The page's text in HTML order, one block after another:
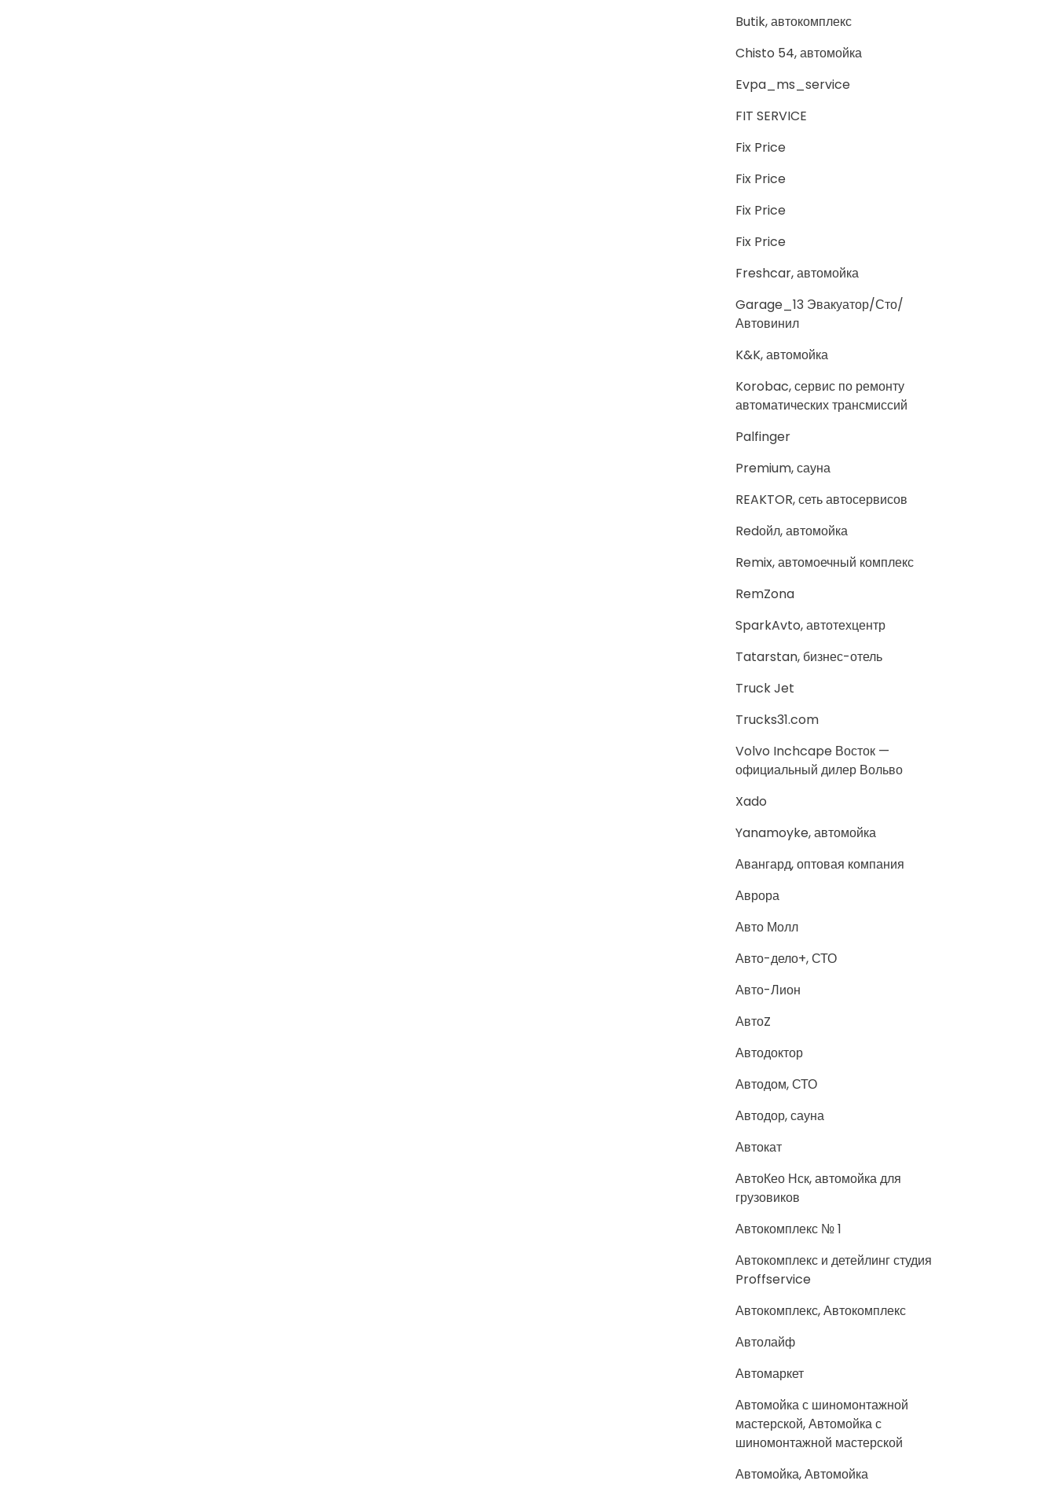
Butik, автокомплекс
Chisto 54, автомойка
Evpa_ms_service
FIT SERVICE
Fix Price
Fix Price
Fix Price
Fix Price
Freshcar, автомойка
Garage_13 Эвакуатор/Сто/
Автовинил
K&K, автомойка
Korobac, сервис по ремонту
автоматических трансмиссий
Palfinger
Premium, сауна
REAKTOR, сеть автосервисов
Redойл, автомойка
Remix, автомоечный комплекс
RemZona
SparkAvto, автотехцентр
Tatarstan, бизнес-отель
Truck Jet
Trucks31.com
Volvo Inchcape Восток —
официальный дилер Вольво
Xado
Yanamoyke, автомойка
Авангард, оптовая компания
Аврора
Авто Молл
Авто-дело+, СТО
Авто-Лион
АвтоZ
Автодоктор
Автодом, СТО
Автодор, сауна
Автокат
АвтоКео Нск, автомойка для
грузовиков
Автокомплекс № 1
Автокомплекс и детейлинг студия
Proffservice
Автокомплекс, Автокомплекс
Автолайф
Автомаркет
Автомойка с шиномонтажной
мастерской, Автомойка с
шиномонтажной мастерской
Автомойка, Автомойка